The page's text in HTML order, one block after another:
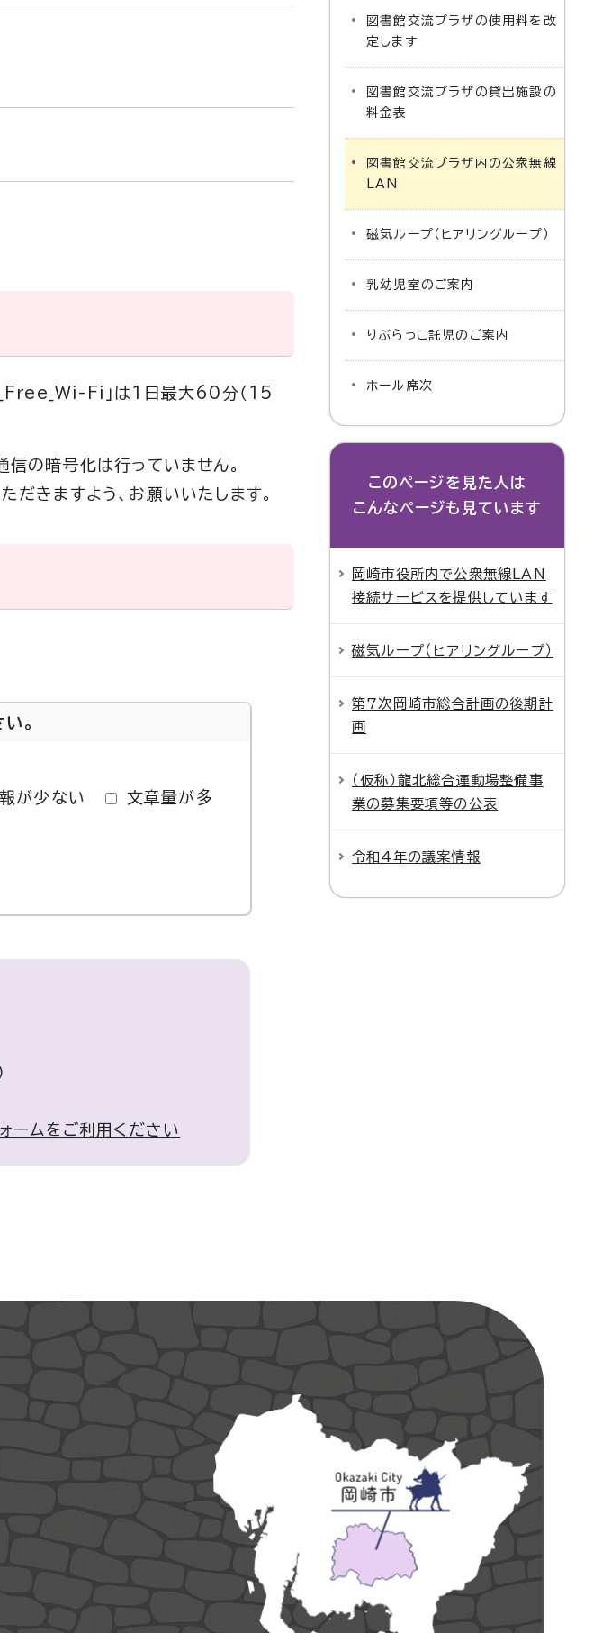
Fi」は1日最大60分（15
の暗号化は行っていません。
きますよう、お願いいたします。
。
が少ない
文章量が多
ームをご利用ください
図書館交流プラザの使用料を改
定します
図書館交流プラザの貸出施設の
料金表
図書館交流プラザ内の公衆無線
LAN
磁気ループ（ヒアリングループ）
乳幼児室のご案内
りぶらっこ託児のご案内
ホール席次
このページを見た人は
こんなページも見ています
岡崎市役所内で公衆無線LAN
接続サービスを提供しています
磁気ループ（ヒアリングループ）
第7次岡崎市総合計画の後期計
画
（仮称）龍北総合運動場整備事
業の募集要項等の公表
令和4年の議案情報